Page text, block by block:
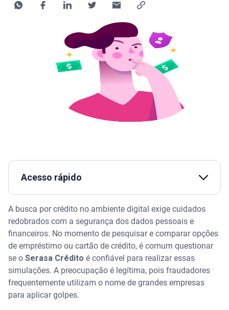
Acesso rápido
Assista | Entenda o que é crédito em dois minutos
O que é o Serasa Crédito e como funciona a
plataforma?
Por que o Serasa Crédito é seguro?
O Serasa Crédito cobra taxas para liberar
empréstimo?
A busca por crédito no ambiente digital exige cuidados
redobrados com a segurança dos dados pessoais e
financeiros. No momento de pesquisar e comparar opções
de empréstimo ou cartão de crédito, é comum questionar
se o Serasa Crédito é confiável para realizar essas
simulações. A preocupação é legítima, pois fraudadores
frequentemente utilizam o nome de grandes empresas
para aplicar golpes.